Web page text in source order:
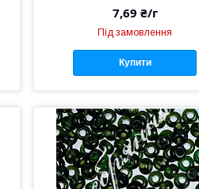
7,69 ₴/г
Під замовлення
Купити